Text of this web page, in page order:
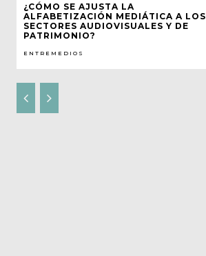
¿CÓMO SE AJUSTA LA
ALFABETIZACIÓN MEDIÁTICA A LOS
SECTORES AUDIOVISUALES Y DE
PATRIMONIO?
ENTREMEDIOS